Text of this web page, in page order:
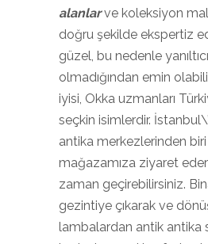
alanlarve koleksiyon
doğru şekilde ekspertiz
güzel, bu nedenle
olmadığından emin
iyisi, Okka uzmanları
seçkin isimlerdir.
antika merkezlerinden
mağazamıza ziyaret
zaman geçirebilirsiniz.
gezintiye çıkarak ve
lambalardan antik antika